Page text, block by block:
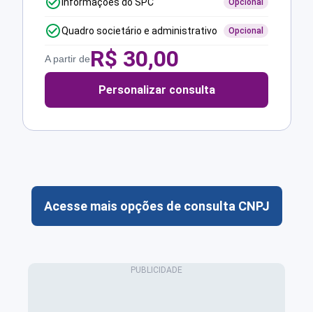
Informações do SPC Opcional
Quadro societário e administrativo Opcional
A partir deR$ 30,00
Personalizar consulta
Acesse mais opções de consulta CNPJ